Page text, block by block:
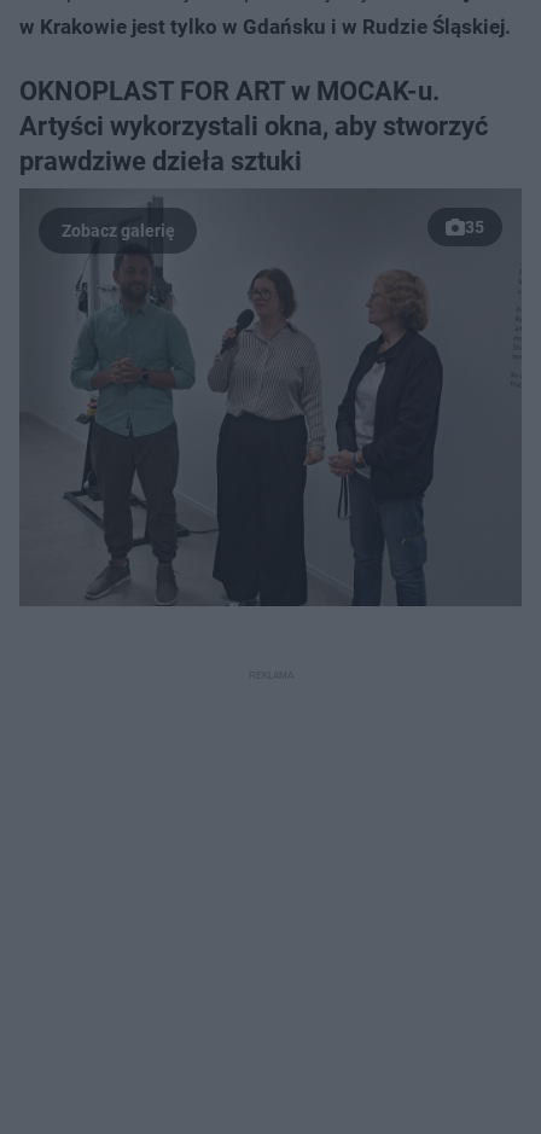
w Krakowie jest tylko w Gdańsku i w Rudzie Śląskiej.
OKNOPLAST FOR ART w MOCAK-u.
Artyści wykorzystali okna, aby stworzyć
prawdziwe dzieła sztuki
35